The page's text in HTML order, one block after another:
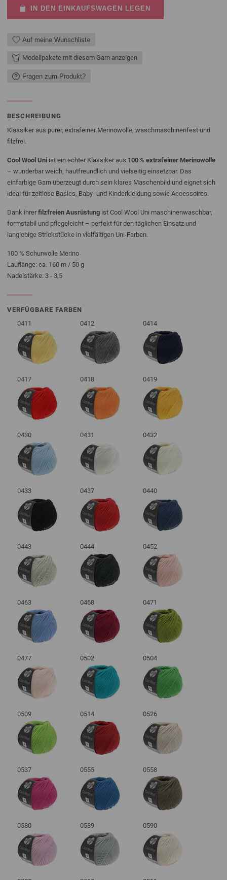
IN DEN EINKAUFSWAGEN LEGEN
Auf meine Wunschliste
Modellpakete mit diesem Garn anzeigen
Fragen zum Produkt?
BESCHREIBUNG
Klassiker aus purer, extrafeiner Merinowolle, waschmaschinenfest und
filzfrei.
Cool Wool Uni ist ein echter Klassiker aus 100 % extrafeiner Merinowolle
– wunderbar weich, hautfreundlich und vielseitig einsetzbar. Das
einfarbige Garn überzeugt durch sein klares Maschenbild und eignet sich
ideal für zeitlose Basics, Baby- und Kinderkleidung sowie Accessoires.
Dank ihrer filzfreien Ausrüstung ist Cool Wool Uni maschinenwaschbar,
formstabil und pflegeleicht – perfekt für den täglichen Einsatz und
langlebige Strickstücke in vielfältigen Uni-Farben.
100 % Schurwolle Merino
Lauflänge: ca. 160 m / 50 g
Nadelstärke: 3 - 3,5
VERFÜGBARE FARBEN
0411
0412 0414
0417 0418 0419
0430 0431 0432
0433 0437 0440
0443 0444 0452
0463 0468 0471
0477 0502 0504
0509 0514 0526
0537 0555 0558
0580 0589 0590